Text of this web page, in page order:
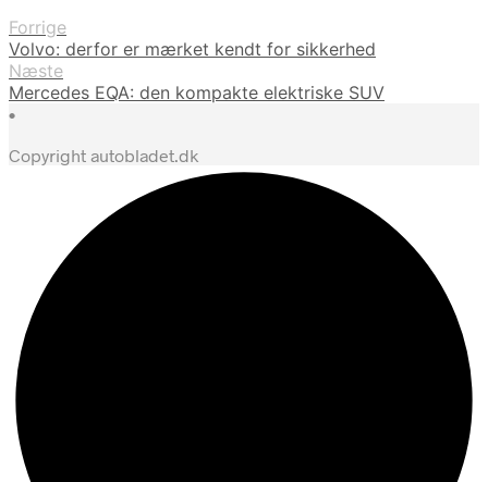
Forrige
Volvo: derfor er mærket kendt for sikkerhed
Næste
Mercedes EQA: den kompakte elektriske SUV
•
Copyright autobladet.dk